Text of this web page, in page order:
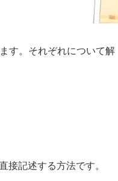
す。それぞれについて解
接記述する方法です。